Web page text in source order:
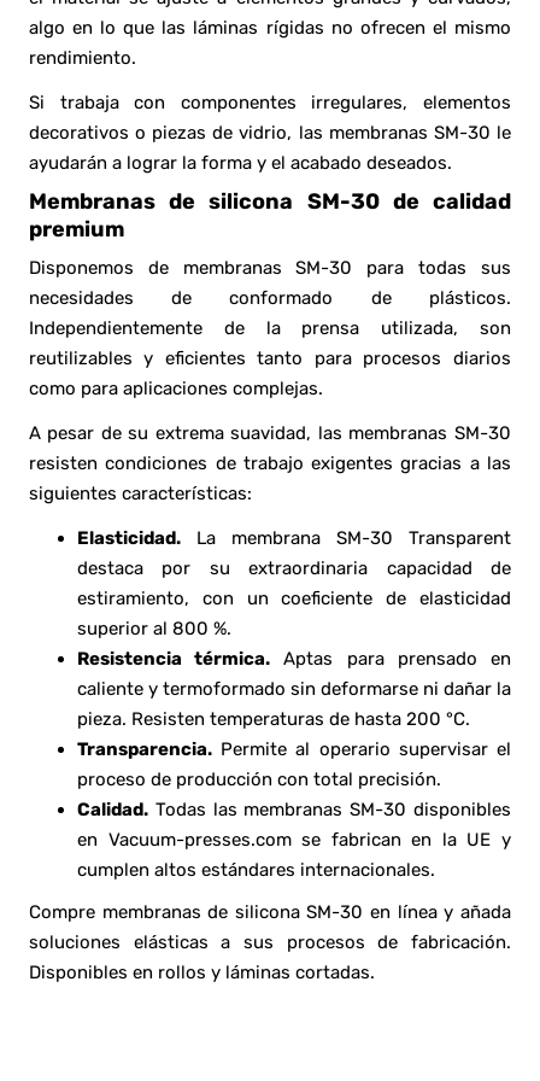
algo en lo que las láminas rígidas no ofrecen el mismo
rendimiento.
Si trabaja con componentes irregulares, elementos
decorativos o piezas de vidrio, las membranas SM-30 le
ayudarán a lograr la forma y el acabado deseados.
Membranas de silicona SM-30 de calidad
premium
Disponemos de membranas SM-30 para todas sus
necesidades de conformado de plásticos.
Independientemente de la prensa utilizada, son
reutilizables y eficientes tanto para procesos diarios
como para aplicaciones complejas.
A pesar de su extrema suavidad, las membranas SM-30
resisten condiciones de trabajo exigentes gracias a las
siguientes características:
Elasticidad. La membrana SM-30 Transparent
destaca por su extraordinaria capacidad de
estiramiento, con un coeficiente de elasticidad
superior al 800 %.
Resistencia térmica. Aptas para prensado en
caliente y termoformado sin deformarse ni dañar la
pieza. Resisten temperaturas de hasta 200 °C.
Transparencia. Permite al operario supervisar el
proceso de producción con total precisión.
Calidad. Todas las membranas SM-30 disponibles
en Vacuum-presses.com se fabrican en la UE y
cumplen altos estándares internacionales.
Compre membranas de silicona SM-30 en línea y añada
soluciones elásticas a sus procesos de fabricación.
Disponibles en rollos y láminas cortadas.